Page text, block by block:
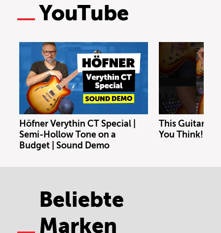
YouTube
Höfner Verythin CT Special |
Semi-Hollow Tone on a
Budget | Sound Demo
This Guitar
You Think!
Beliebte
Marken